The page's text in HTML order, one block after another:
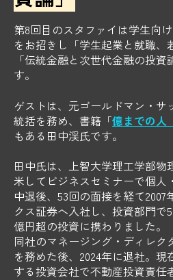
第8回目のスタファイは学生向
をお招きし「学生起業と就職、
「伝統金融と次世代金融の投
す。
ゲストは、元ゴールドマン・サ
統括を務め、書籍「億までの
もある田中渓氏です。
田中氏は、上智大学理工学部物
米してビジネスセミナーで個人
中退後、53回の面接を経て2007
クス証券へ入社し、投資部門で
億円超の投資に携わりました。
同社のマネージング・ディレ
を務めた後、2024年に退社。
する投資会社で不動産投資責任